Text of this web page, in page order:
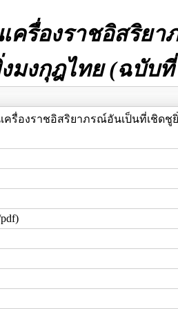
ครื่องราชอิสริย
งกุฎไทย (ฉบับที่
ครื่องราชอิสริยาภรณ์อันเป็นที่เชิดชู